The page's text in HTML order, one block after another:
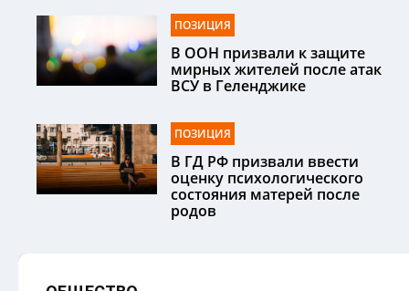
ПОЗИЦИЯ
В ООН призвали к защите
мирных жителей после атак
ВСУ в Геленджике
ПОЗИЦИЯ
В ГД РФ призвали ввести
оценку психологического
состояния матерей после
родов